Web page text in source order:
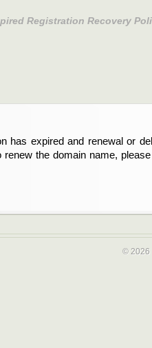
Registration Recovery
has expired and renewal or
the domain name,
abgelaufen und die
der Registrant sind und
Sie bitte Ihren Service-
© 2026